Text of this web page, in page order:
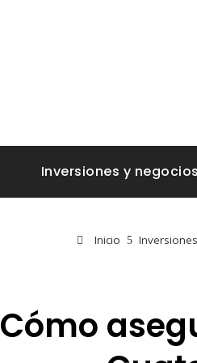
Inversiones y
Inicio
Cómo